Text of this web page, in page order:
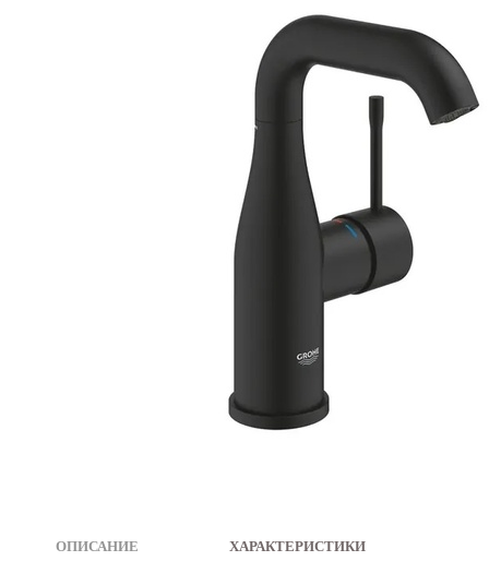
ОПИСАНИЕ ХАРАКТЕРИСТИКИ